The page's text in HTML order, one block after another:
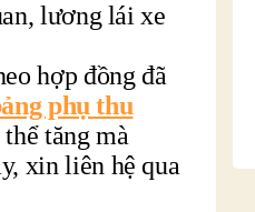
lương lái xe
hợp đồng đã
phụ thu
tăng mà
xin liên hệ qua